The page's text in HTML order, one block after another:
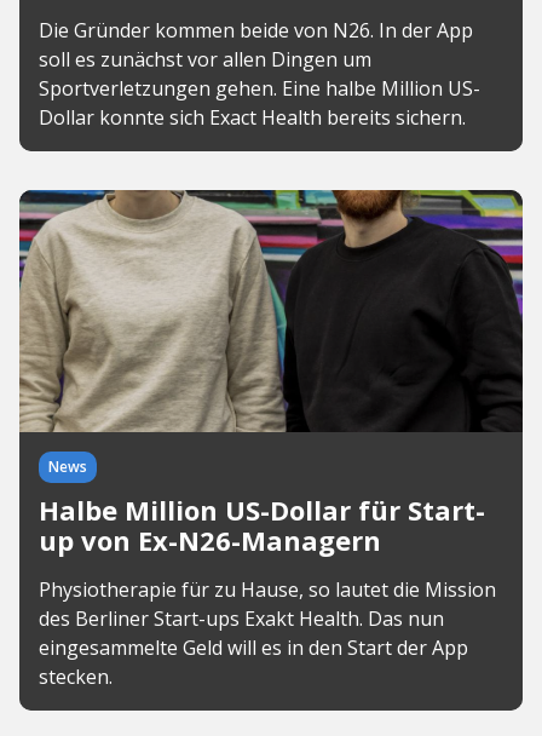
Die Gründer kommen beide von N26. In der App
soll es zunächst vor allen Dingen um
Sportverletzungen gehen. Eine halbe Million US-
Dollar konnte sich Exact Health bereits sichern.
News
Halbe Million US-Dollar für Start-
up von Ex-N26-Managern
Physiotherapie für zu Hause, so lautet die Mission
des Berliner Start-ups Exakt Health. Das nun
eingesammelte Geld will es in den Start der App
stecken.